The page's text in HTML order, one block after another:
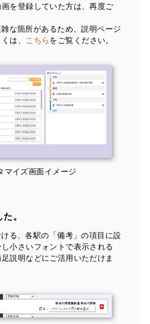
を登録していた方は、再度ご
な箇所があるため、説明ページ
は、
こちら をご覧ください。
マイズ画面イメージ
。
る、各駅の「備考」の項目に設
小さいフォントで表示される
説明などにご活用いただけま